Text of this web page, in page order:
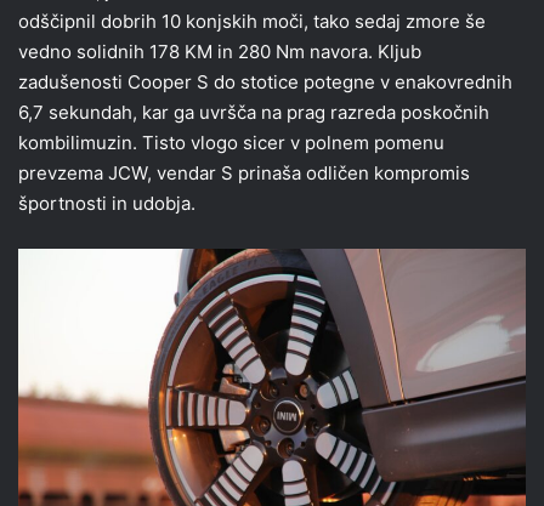
odščipnil dobrih 10 konjskih moči, tako sedaj zmore še
vedno solidnih 178 KM in 280 Nm navora. Kljub
zadušenosti Cooper S do stotice potegne v enakovrednih
6,7 sekundah, kar ga uvršča na prag razreda poskočnih
kombilimuzin. Tisto vlogo sicer v polnem pomenu
prevzema JCW, vendar S prinaša odličen kompromis
športnosti in udobja.